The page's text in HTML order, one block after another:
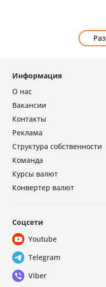
Информация
О нас
Вакансии
Контакты
Реклама
Структура собственности
Команда
Курсы валют
Конвертер валют
Соцсети
Youtube
Telegram
Viber